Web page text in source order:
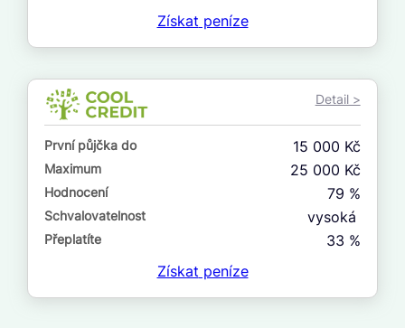
V hotovosti
ano
ne
Získat peníze
Detail >
První půjčka do 15 000 Kč
Maximum 25 000 Kč
Hodnocení 79 %
Schvalovatelnost vysoká
Přeplatíte
33 %
Získat peníze